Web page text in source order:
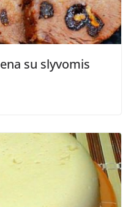
su slyvomis